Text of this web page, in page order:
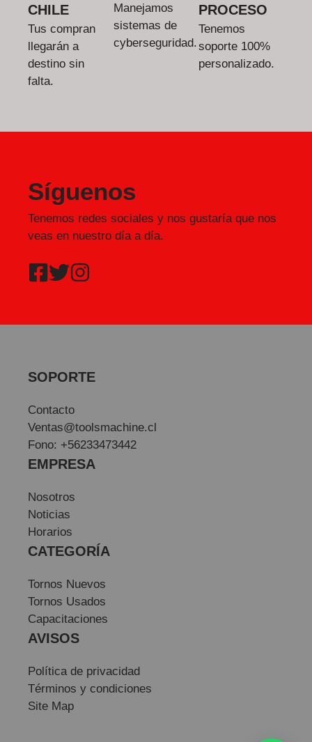
CHILE
Tus compran
llegarán a
destino sin
falta.
Manejamos
sistemas de
cyberseguridad.
PROCESO
Tenemos
soporte 100%
personalizado.
Síguenos
Tenemos redes sociales y nos gustaría que nos
veas en nuestro día a día.
SOPORTE
Contacto
Ventas@toolsmachine.cl
Fono: +56233473442
EMPRESA
Nosotros
Noticias
Horarios
CATEGORÍA
Tornos Nuevos
Tornos Usados
Capacitaciones
AVISOS
Política de privacidad
Términos y condiciones
Site Map